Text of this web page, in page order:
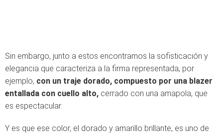
Sin embargo, junto a estos encontramos la sofisticación y
elegancia que caracteriza a la firma representada, por
ejemplo, con un traje dorado, compuesto por una blazer
entallada con cuello alto, cerrado con una amapola, que
es espectacular.
Y es que ese color, el dorado y amarillo brillante, es uno de